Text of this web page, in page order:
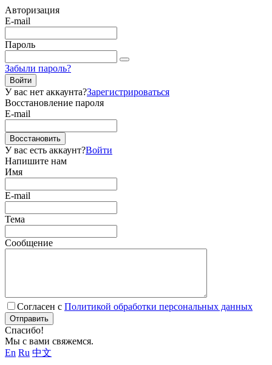
Авторизация
E-mail
Пароль
Забыли пароль?
Войти
У вас нет аккаунта?Зарегистрироваться
Восстановление пароля
E-mail
Восстановить
У вас есть аккаунт?Войти
Напишите нам
Имя
E-mail
Тема
Сообщение
Согласен с Политикой обработки персональных данных
Отправить
Спасибо!
Мы с вами свяжемся.
En Ru 中文